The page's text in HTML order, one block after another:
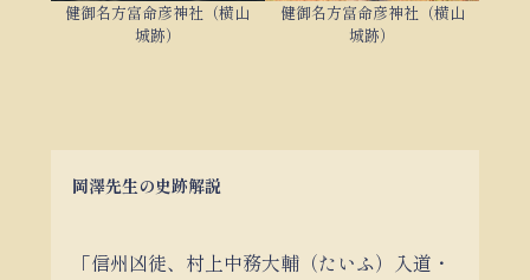
健御名方富命彦神社（横山
城跡）
健御名方富命彦神社（横山
城跡）
岡澤先生の史跡解説
「信州凶徒、村上中務大輔（たいふ）入道・